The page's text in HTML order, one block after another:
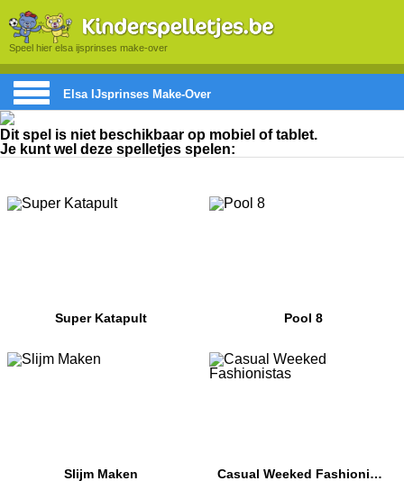
Speel hier elsa ijsprinses make-over
Elsa IJsprinses Make-Over
Dit spel is niet beschikbaar op mobiel of tablet.
Je kunt wel deze spelletjes spelen:
Super Katapult Pool 8
Slijm Maken Casual Weeked Fashionistas